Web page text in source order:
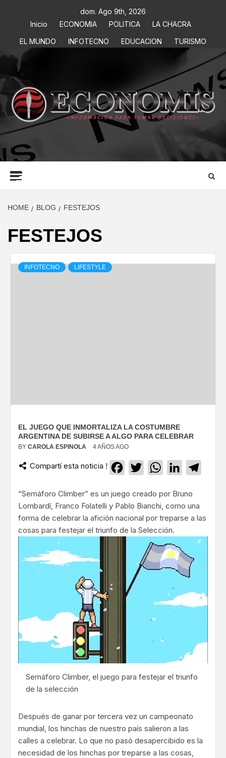
dom. Ago 9th, 2026
Inicio
ECONOMIA POLITICA
LA CHACRA
EL MUNDO
INFOTECNO EDUCACION TURISMO
ECONOMIS
INFORMACIÓN PARA TOMAR DECISIONES
HOME BLOG FESTEJOS
FESTEJOS
INFOTECNO LIFESTYLE
EL JUEGO QUE INMORTALIZA LA COSTUMBRE
ARGENTINA DE SUBIRSE A ALGO PARA CELEBRAR
BY CAROLA ESPINOLA 4 AÑOS AGO
Compartí esta noticia ! Facebook
TwitterWhatsApp
LinkedIn
“Semáforo Climber” es un juego creado por Bruno
Lombardí, Franco Folatelli y Pablo Bianchi, como una
forma de celebrar la afición nacional por treparse a las
cosas para festejar el triunfo de la Selección.
Semáforo Climber, el juego para festejar el triunfo
de la selección
Después de ganar por tercera vez un campeonato
mundial, los hinchas de nuestro país salieron a las
calles a celebrar. Lo que no pasó desapercibido es la
necesidad de los hinchas por treparse a las cosas,